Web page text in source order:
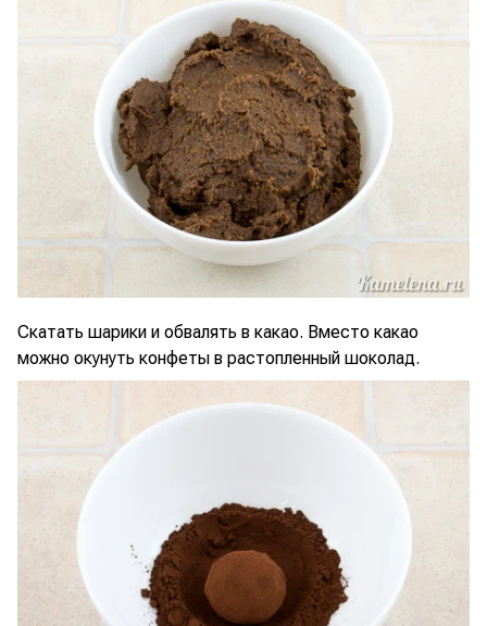
Скатать шарики и обвалять в какао. Вместо какао
можно окунуть конфеты в растопленный шоколад.